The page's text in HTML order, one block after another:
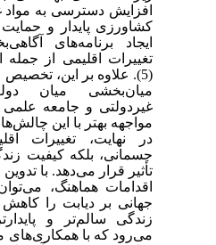
افزایش دسترسی به
کشاورزی پایدار و
ایجاد برنامه‌های
تغییرات اقلیمی از جمله
(5). علاوه بر این،
میان‌بخشی میان
غیردولتی و جامعه علمی
مواجهه بهتر با این چالش‌ها
در نهایت، تغییرات
جسمانی، بلکه کیفیت
تأثیر قرار می‌دهد. با
اقدامات هماهنگ،
جهانی بر دیابت را کاهش
زندگی سالم‌تر و
می‌رود که با همکاری‌های